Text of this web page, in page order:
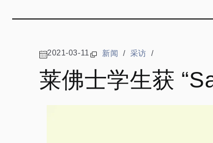
2021-03-11 新闻 / 采访 /
莱佛士学生获